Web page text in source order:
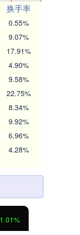
换手率
0.55%
9.07%
17.91%
4.90%
9.58%
22.75%
8.34%
9.92%
6.96%
4.28%